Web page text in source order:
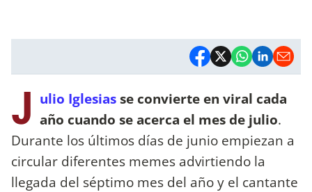
J ulio Iglesiasse convierte en viral cada
año cuando se acerca el mes de julio.
Durante los últimos días de junio empiezan a
circular diferentes memes advirtiendo la
llegada del séptimo mes del año y el cantante